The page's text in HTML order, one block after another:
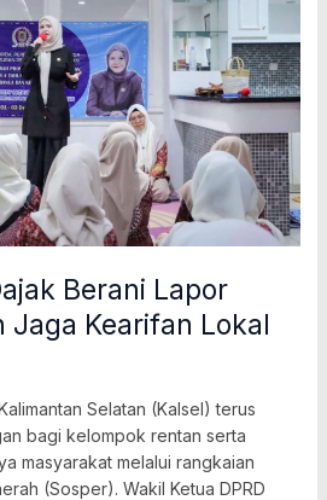
Berani Lapor
Jaga Kearifan Lokal
Selatan (Kalsel) terus
bagi kelompok rentan serta
masyarakat melalui rangkaian
(Sosper). Wakil Ketua DPRD